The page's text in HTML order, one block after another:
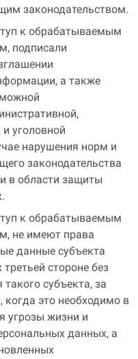
законодательством.
к обрабатываемым
подписали
а также
уголовной
нарушения норм и
законодательства
в области защиты
к обрабатываемым
не имеют права
данные субъекта
стороне без
субъекта, за
когда это необходимо в
угрозы жизни и
данных, а